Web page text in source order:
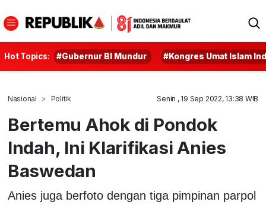
Hot Topics: #Gubernur BI Mundur #Kongres Umat Islam
Nasional Politik Senin , 19 Sep 2022, 13:38 WIB
Bertemu Ahok di Pondok
Indah, Ini Klarifikasi Anies
Baswedan
Anies juga berfoto dengan tiga pimpinan parpol